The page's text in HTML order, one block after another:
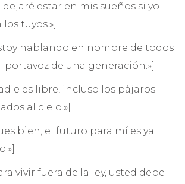
dejaré estar en mis sueños si yo
tuyos.»]
hablando en nombre de todos
portavoz de una generación.»]
es libre, incluso los pájaros
al cielo.»]
bien, el futuro para mí es ya
vivir fuera de la ley, usted debe